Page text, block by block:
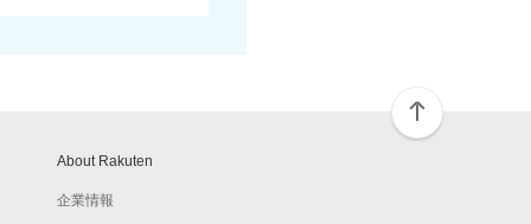
About Rakuten
企業情報